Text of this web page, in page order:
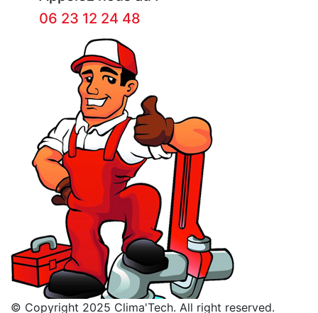
06 23 12 24 48
© Copyright 2025 Clima'Tech. All right reserved.